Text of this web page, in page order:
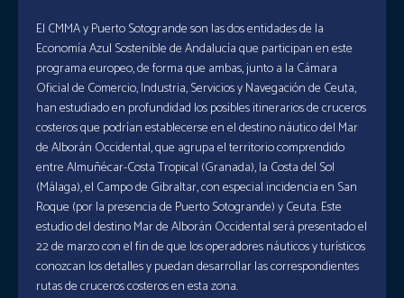
El CMMA y Puerto Sotogrande son las dos entidades de la
Economía Azul Sostenible de Andalucía que participan en este
programa europeo, de forma que ambas, junto a la Cámara
Oficial de Comercio, Industria, Servicios y Navegación de Ceuta,
han estudiado en profundidad los posibles itinerarios de cruceros
costeros que podrían establecerse en el destino náutico del Mar
de Alborán Occidental, que agrupa el territorio comprendido
entre Almuñécar-Costa Tropical (Granada), la Costa del Sol
(Málaga), el Campo de Gibraltar, con especial incidencia en San
Roque (por la presencia de Puerto Sotogrande) y Ceuta. Este
estudio del destino Mar de Alborán Occidental será presentado el
22 de marzo con el fin de que los operadores náuticos y turísticos
conozcan los detalles y puedan desarrollar las correspondientes
rutas de cruceros costeros en esta zona.